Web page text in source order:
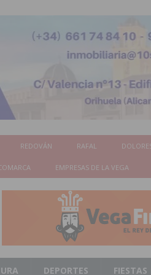
REDOVÁN RAFAL
EMPRESAS DE LA VEGA
DEPORTES FIESTAS